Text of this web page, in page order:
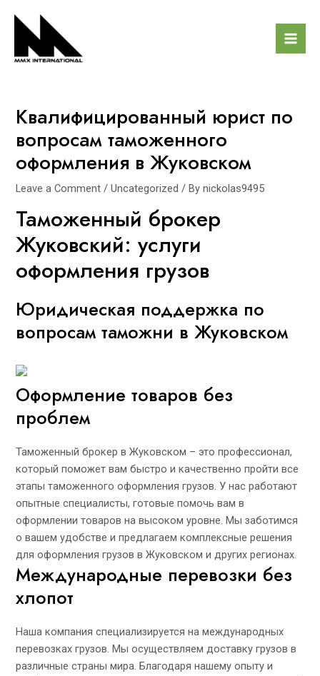
Квалифицированный юрист по
вопросам таможенного
оформления в Жуковском
Leave a Comment /Uncategorized / Bynickolas9495
Таможенный брокер
Жуковский: услуги
оформления грузов
Юридическая поддержка по
вопросам таможни в Жуковском
Оформление товаров без
проблем
Таможенный брокер в Жуковском – это профессионал,
который поможет вам быстро и качественно пройти все
этапы таможенного оформления грузов. У нас работают
опытные специалисты, готовые помочь вам в
оформлении товаров на высоком уровне. Мы заботимся
о вашем удобстве и предлагаем комплексные решения
для оформления грузов в Жуковском и других регионах.
Международные перевозки без
хлопот
Наша компания специализируется на международных
перевозках грузов. Мы осуществляем доставку грузов в
различные страны мира. Благодаря нашему опыту и
navigation